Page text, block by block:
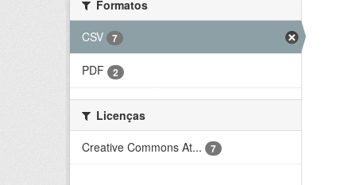
Formatos
CSV
7
PDF 2
Licenças
Creative Commons At...
7